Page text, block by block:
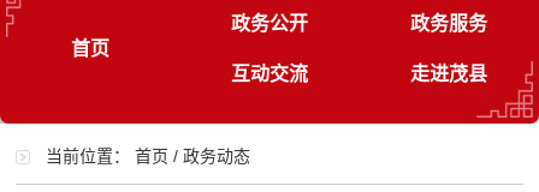
首页
政务公开 政务服务
互动交流 走进茂县
当前位置：首页 /政务动态